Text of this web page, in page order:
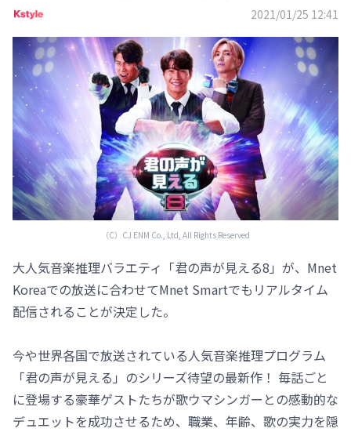
2021/01/25 12:41
（C）CJ ENM Co., Ltd, All Rights Reserved
大人気音楽推理バラエティ「君の声が見える8」が、Mnet
Koreaでの放送に合わせてMnet Smartでもリアルタイム
配信されることが決定した。
今や世界各国で放送されている人気音楽推理プログラム
「君の声が見える」のシリーズ待望の最新作！ 毎話ごと
に登場する豪華ゲストたちが歌ウマシンガーとの感動的な
デュエットを成功させるため、職業、年齢、歌の実力を隠